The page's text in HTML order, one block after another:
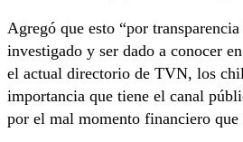
Agregó que esto “por
investigado y ser dado a conocer
el actual directorio de TVN, los
importancia que tiene el canal
por el mal momento financiero que